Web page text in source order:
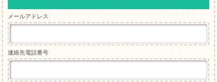
メールアドレス
連絡先電話番号